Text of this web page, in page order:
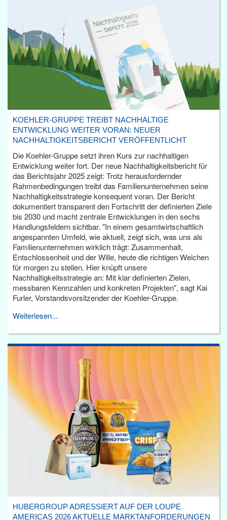
KOEHLER-GRUPPE TREIBT NACHHALTIGE
ENTWICKLUNG WEITER VORAN: NEUER
NACHHALTIGKEITSBERICHT VERÖFFENTLICHT
Die Koehler-Gruppe setzt ihren Kurs zur nachhaltigen
Entwicklung weiter fort. Der neue Nachhaltigkeitsbericht für
das Berichtsjahr 2025 zeigt: Trotz herausfordernder
Rahmenbedingungen treibt das Familienunternehmen seine
Nachhaltigkeitsstrategie konsequent voran. Der Bericht
dokumentiert transparent den Fortschritt der definierten Ziele
bis 2030 und macht zentrale Entwicklungen in den sechs
Handlungsfeldern sichtbar. "In einem gesamtwirtschaftlich
angespannten Umfeld, wie aktuell, zeigt sich, was uns als
Familienunternehmen wirklich trägt: Zusammenhalt,
Entschlossenheit und der Wille, heute die richtigen Weichen
für morgen zu stellen. Hier knüpft unsere
Nachhaltigkeitsstrategie an: Mit klar definierten Zielen,
messbaren Kennzahlen und konkreten Projekten", sagt Kai
Furler, Vorstandsvorsitzender der Koehler-Gruppe.
Weiterlesen...
HUBERGROUP ADRESSIERT AUF DER LOUPE
AMERICAS 2026 AKTUELLE MARKTANFORDERUNGEN